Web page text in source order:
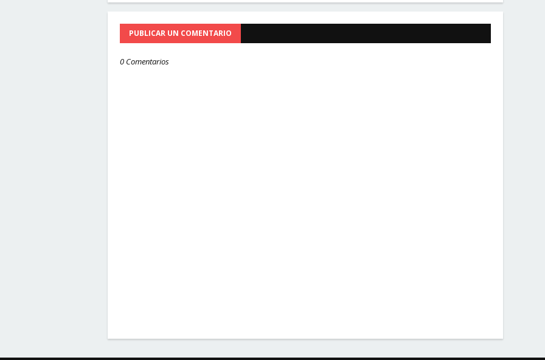
PUBLICAR UN COMENTARIO
0 Comentarios